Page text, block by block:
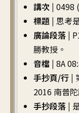
講次 | 0498
標題 | 思考
廣論段落 |
勝教授。
音檔 | 8A
手抄頁/行 |
2016 南普
手抄段落 |